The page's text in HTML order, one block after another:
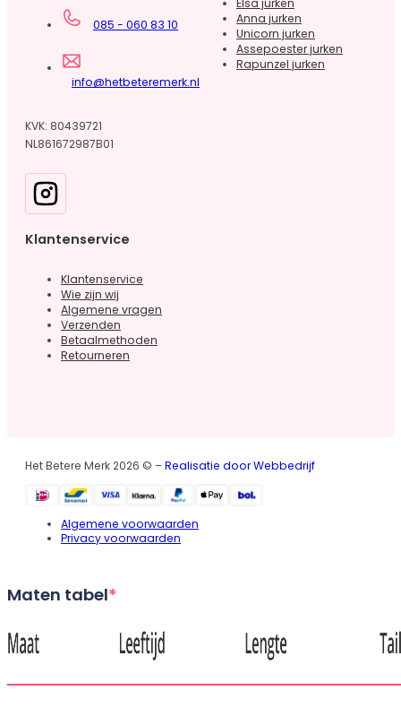
085 - 060 83 10
info@hetbeteremerk.nl
KVK: 80439721
NL861672987B01
Elsa jurken
Anna jurken
Unicorn jurken
Assepoester jurken
Rapunzel jurken
Klantenservice
Klantenservice
Wie zijn wij
Algemene vragen
Verzenden
Betaalmethoden
Retourneren
Het Betere Merk 2026 © –Realisatie door Webbedrijf
Algemene voorwaarden
Privacy voorwaarden
Maten tabel*